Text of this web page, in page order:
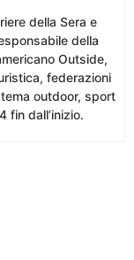
della Sera e
della
Outside,
federazioni
outdoor, sport
fin dall’inizio.